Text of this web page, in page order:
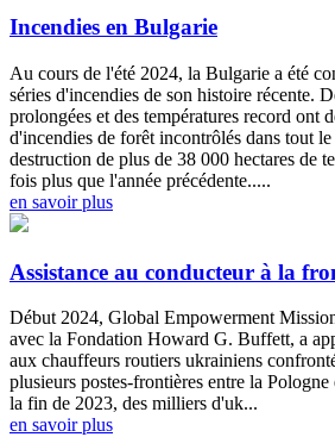
Incendies en Bulgarie
Au cours de l'été 2024, la Bulgarie a été
séries d'incendies de son histoire récente.
prolongées et des températures record ont
d'incendies de forêt incontrôlés dans tout
destruction de plus de 38 000 hectares de
fois plus que l'année précédente.....
en savoir plus
Assistance au conducteur à la
Début 2024, Global Empowerment
avec la Fondation Howard G. Buffett, a
aux chauffeurs routiers ukrainiens
plusieurs postes-frontières entre la
la fin de 2023, des milliers d'uk...
en savoir plus